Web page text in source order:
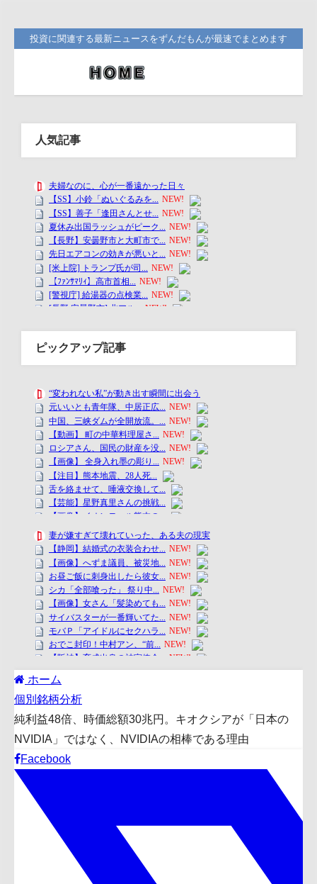
投資に関連する最新ニュースをずんだもんが最速でまとめます
人気記事
ピックアップ記事
ホーム
個別銘柄分析
純利益48倍、時価総額30兆円。キオクシアが「日本の
NVIDIA」ではなく、NVIDIAの相棒である理由
Facebook